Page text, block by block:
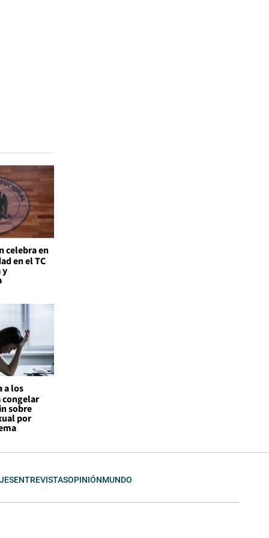
celebra en
en el TC
y
a los
congelar
sobre
por
ENTREVISTASOPINIÓNMUNDO